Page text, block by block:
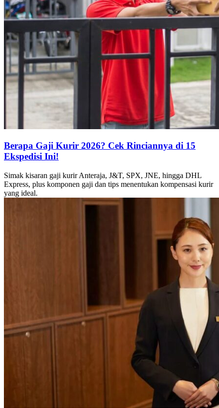
Berapa Gaji Kurir 2026? Cek Rinciannya di 15
Ekspedisi Ini!
Simak kisaran gaji kurir Anteraja, J&T, SPX, JNE, hingga DHL
Express, plus komponen gaji dan tips menentukan kompensasi kurir
yang ideal.